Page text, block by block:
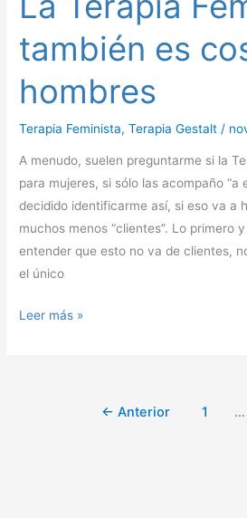
también es
hombres
Terapia Feminista,Terapia Gestalt /
A menudo, suelen preguntarme si la
para mujeres, si sólo las acompaño “a
decidido identificarme así, si eso va a
muchos menos “clientes”. Lo primero
entender que esto no va de clientes,
el único
también
es
de
Leer más »
← Anterior 1 …